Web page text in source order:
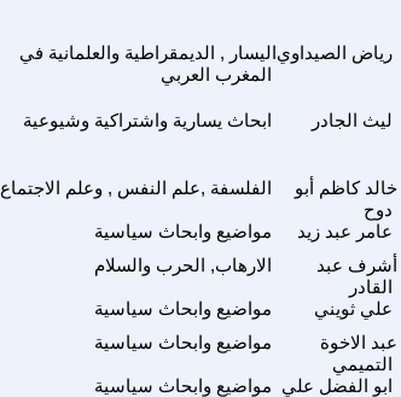
اليسار , الديمقراطية والعلمانية في
المغرب العربي
رياض الصيداوي
ابحاث يسارية واشتراكية وشيوعية ليث الجادر
الفلسفة ,علم النفس , وعلم الاجتماع
خالد كاظم أبو
دوح
مواضيع وابحاث سياسية عامر عبد زيد
الارهاب, الحرب والسلام
أشرف عبد
القادر
مواضيع وابحاث سياسية علي ثويني
مواضيع وابحاث سياسية
عبد الاخوة
التميمي
مواضيع وابحاث سياسية ابو الفضل علي